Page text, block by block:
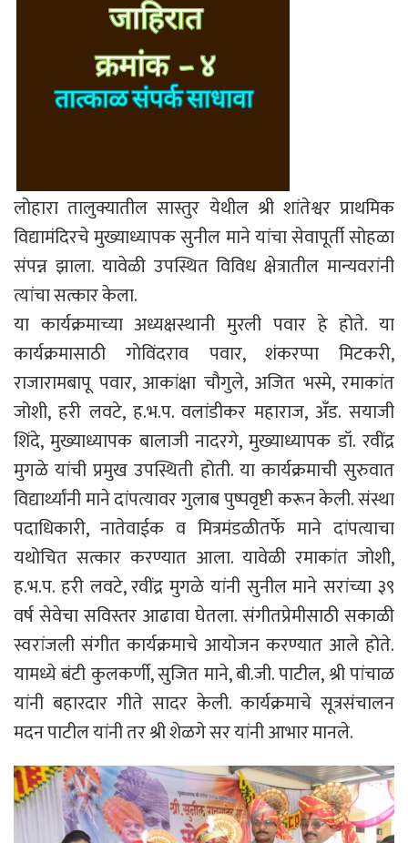
लोहारा तालुक्यातील सास्तुर येथील श्री शांतेश्वर प्राथमिक
विद्यामंदिरचे मुख्याध्यापक सुनील माने यांचा सेवापूर्ती सोहळा
संपन्न झाला. यावेळी उपस्थित विविध क्षेत्रातील मान्यवरांनी
त्यांचा सत्कार केला.
या कार्यक्रमाच्या अध्यक्षस्थानी मुरली पवार हे होते. या
कार्यक्रमासाठी गोविंदराव पवार, शंकरप्पा मिटकरी,
राजारामबापू पवार, आकांक्षा चौगुले, अजित भस्मे, रमाकांत
जोशी, हरी लवटे, ह.भ.प. वलांडीकर महाराज, अँड. सयाजी
शिंदे, मुख्याध्यापक बालाजी नादरगे, मुख्याध्यापक डॉ. रवींद्र
मुगळे यांची प्रमुख उपस्थिती होती. या कार्यक्रमाची सुरुवात
विद्यार्थ्यांनी माने दांपत्यावर गुलाब पुष्पवृष्टी करून केली. संस्था
पदाधिकारी, नातेवाईक व मित्रमंडळीतर्फे माने दांपत्याचा
यथोचित सत्कार करण्यात आला. यावेळी रमाकांत जोशी,
ह.भ.प. हरी लवटे, रवींद्र मुगळे यांनी सुनील माने सरांच्या ३९
वर्ष सेवेचा सविस्तर आढावा घेतला. संगीतप्रेमीसाठी सकाळी
स्वरांजली संगीत कार्यक्रमाचे आयोजन करण्यात आले होते.
यामध्ये बंटी कुलकर्णी, सुजित माने, बी.जी. पाटील, श्री पांचाळ
यांनी बहारदार गीते सादर केली. कार्यक्रमाचे सूत्रसंचालन
मदन पाटील यांनी तर श्री शेळगे सर यांनी आभार मानले.